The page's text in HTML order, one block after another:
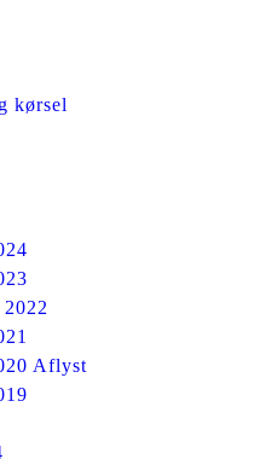
kørsel
Aflyst